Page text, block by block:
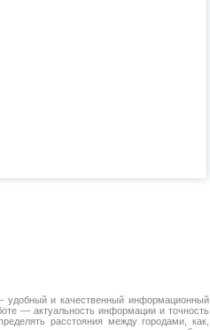
и качественный информационный
— актуальность информации и точность
расстояния между городами, как,